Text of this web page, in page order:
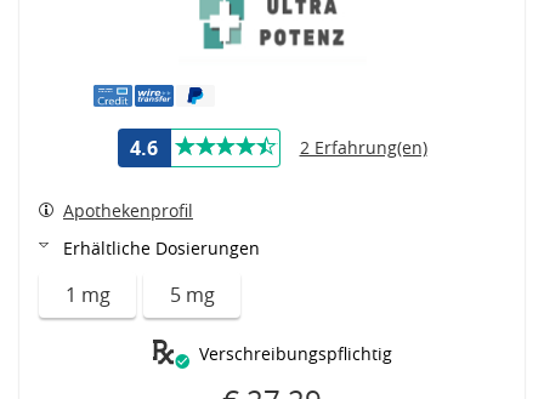
4.6 2 Erfahrung(en)
Apothekenprofil
Erhältliche Dosierungen
1 mg 5 mg
Verschreibungspflichtig